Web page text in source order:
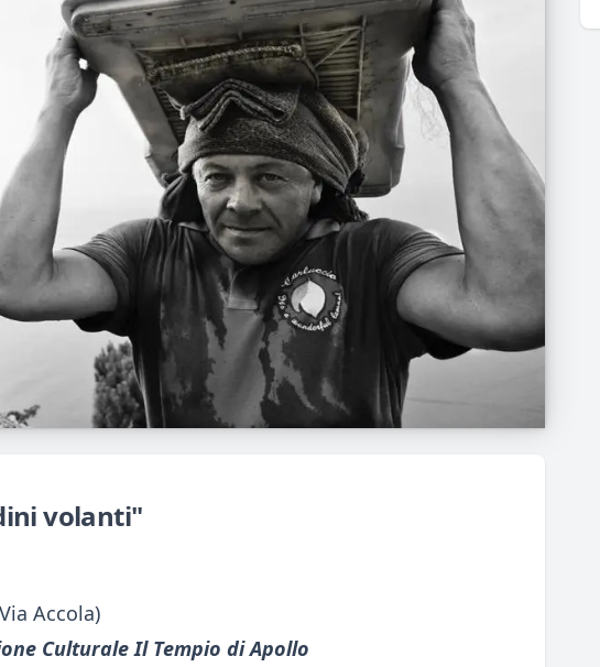
volanti"
Accola)
Culturale Il Tempio di Apollo